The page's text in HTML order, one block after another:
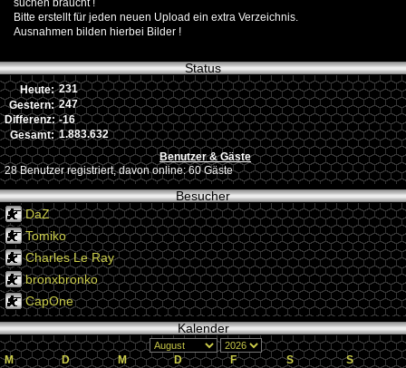
suchen braucht !
Bitte erstellt für jeden neuen Upload ein extra Verzeichnis.
Ausnahmen bilden hierbei Bilder !
Status
Heute: 231
Gestern: 247
Differenz: -16
Gesamt: 1.883.632
Benutzer & Gäste
28 Benutzer registriert, davon online: 60 Gäste
Besucher
DaZ
Tomiko
Charles Le Ray
bronxbronko
CapOne
Kalender
M D M D F S S